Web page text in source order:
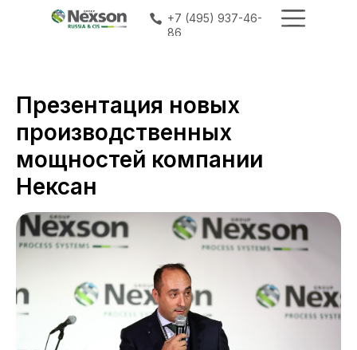
+7 (495) 937-46-
86
+7 (495) 937-46-
86
Презентация новых
производственных
мощностей компании
Нексан